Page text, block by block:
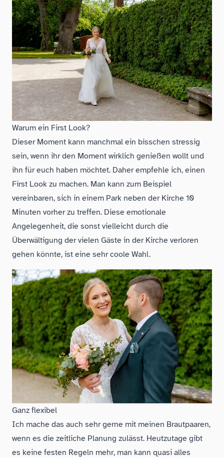
Warum ein First Look?
Dieser Moment kann manchmal ein bisschen stressig
sein, wenn ihr den Moment wirklich genießen wollt und
ihn für euch haben möchtet. Daher empfehle ich, einen
First Look zu machen. Man kann zum Beispiel
vereinbaren, sich in einem Park neben der Kirche 10
Minuten vorher zu treffen. Diese emotionale
Angelegenheit, die sonst vielleicht durch die
Überwältigung der vielen Gäste in der Kirche verloren
gehen könnte, ist eine sehr coole Wahl.
Ganz flexibel
Ich mache das auch sehr gerne mit meinen Brautpaaren,
wenn es die zeitliche Planung zulässt. Heutzutage gibt
es keine festen Regeln mehr, man kann quasi alles